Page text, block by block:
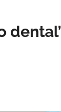
dental’